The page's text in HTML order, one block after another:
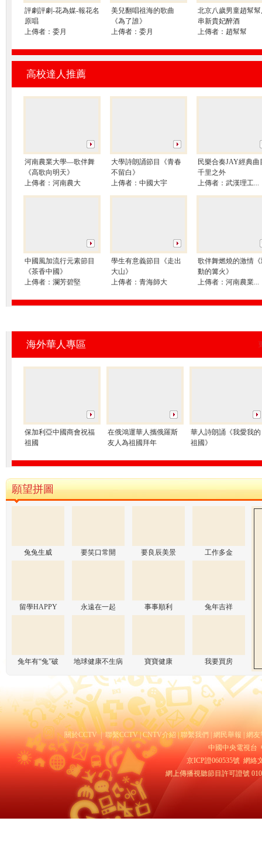
評劇評劇-花為媒-報花名
原唱
上傳者： 委月
美兒翻唱祖海的歌曲
《為了誰》
上傳者： 委月
北京八歲男童趙幫
串新貴妃醉酒
上傳者： 趙幫幫
高校達人推薦
河南農業大學—歌伴舞
《高歌向明天》
上傳者： 河南農大
大學詩朗誦節目《青春
不留白》
上傳者： 中國大宇
民樂合奏JAY經典曲
千里之外
上傳者： 武漢理工...
中國風加流行元素節目
《茶香中國》
上傳者： 瀾芳碧堅
學生有意義節目《走出
大山》
上傳者： 青海師大
歌伴舞燃燒的激情
動的篝火》
上傳者： 河南農業...
海外華人專區
保加利亞中國商會祝福
祖國
在俄鴻運華人攜俄羅斯
友人為祖國拜年
華人詩朗誦《我愛我的
祖國》
願望拼圖
兔兔生威 要笑口常開 要良辰美景 工作多金
留學HAPPY 永遠在一起 事事順利 兔年吉祥
兔年有“兔”破 地球健康不生病 寶寶健康 我要買房
關於CCTV|聯繫CCTV|CNTV介紹|聯繫我們 網民舉報
網友
中國中央電視台
京ICP證060535號網絡
網上傳播視聽節目許可證號